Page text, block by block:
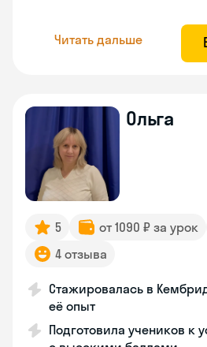
Читать дальше
Ольга
5 от 1090 ₽ за урок
4 отзыва
Стажировалась в
её опыт
Подготовила учеников к